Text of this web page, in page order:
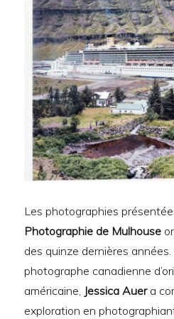
Les photographies
Photographie de Mulhouse
des quinze dernières
photographe canadienne
américaine, Jessica Auera
exploration en